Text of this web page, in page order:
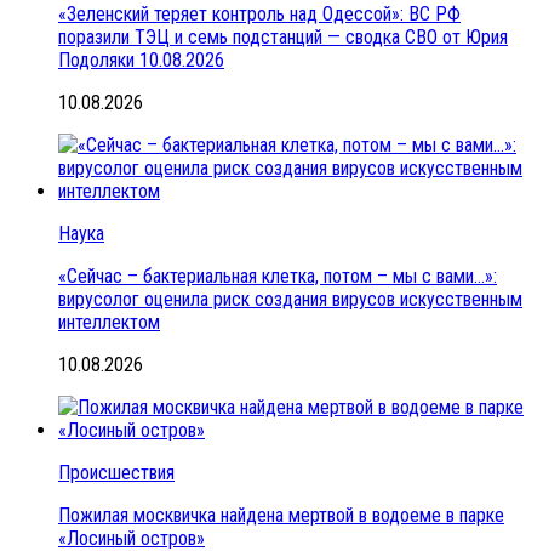
«Зеленский теряет контроль над Одессой»: ВС РФ
поразили ТЭЦ и семь подстанций — сводка СВО от Юрия
Подоляки 10.08.2026
10.08.2026
Наука
«Сейчас – бактериальная клетка, потом – мы с вами…»:
вирусолог оценила риск создания вирусов искусственным
интеллектом
10.08.2026
Происшествия
Пожилая москвичка найдена мертвой в водоеме в парке
«Лосиный остров»